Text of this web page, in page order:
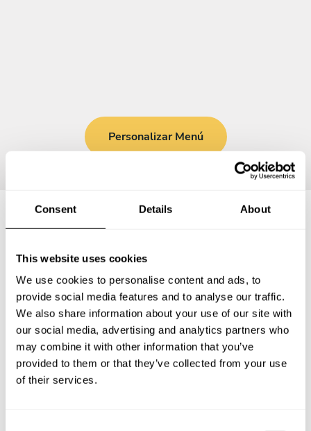
Consent Details About
This website uses cookies
We use cookies to personalise content and ads, to
provide social media features and to analyse our traffic.
We also share information about your use of our site with
our social media, advertising and analytics partners who
may combine it with other information that you’ve
provided to them or that they’ve collected from your use
of their services.
Personalizar Menú
Estas son las preguntas más frecuentes sobre Chef a
Domicilio en Puntarenas Costa Rica.
¿Qué incluye un servicio de Chef a Domicilio en
Puntarenas Costa Rica?